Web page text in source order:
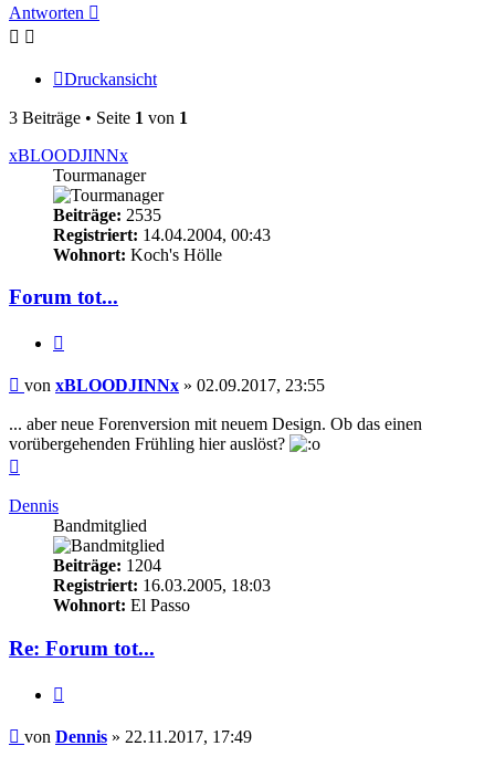
Antworten
Druckansicht
3 Beiträge • Seite 1 von 1
xBLOODJINNx
Tourmanager
Beiträge: 2535
Registriert: 14.04.2004, 00:43
Wohnort: Koch's Hölle
Forum tot...
Beitrag
von xBLOODJINNx » 02.09.2017, 23:55
... aber neue Forenversion mit neuem Design. Ob das einen
vorübergehenden Frühling hier auslöst?
Dennis
Bandmitglied
Beiträge: 1204
Registriert: 16.03.2005, 18:03
Wohnort: El Passo
Re: Forum tot...
Beitrag
von Dennis » 22.11.2017, 17:49